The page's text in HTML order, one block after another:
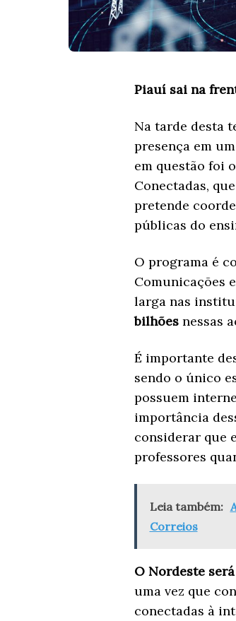
Piauí sai na
Na tarde desta
presença em
em questão foi
Conectadas,
pretende
públicas do
O programa é
Comunicações
larga nas
bilhõesnessas
É importante
sendo o único
possuem
importância
considerar que
professores
Leia também:
Correios
O Nordeste
uma vez que
conectadas à